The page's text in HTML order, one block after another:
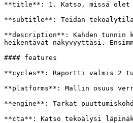
**title**: 1. Katso, missä olet
**subtitle**: Teidän
**description**: Kahden
heikentävät näkyvyyttäsi.
#### features
**cycles**: Raportti valmis 2
**platforms**: Mallin osuus
**engine**: Tarkat
**cta**: Katso tekoälysi